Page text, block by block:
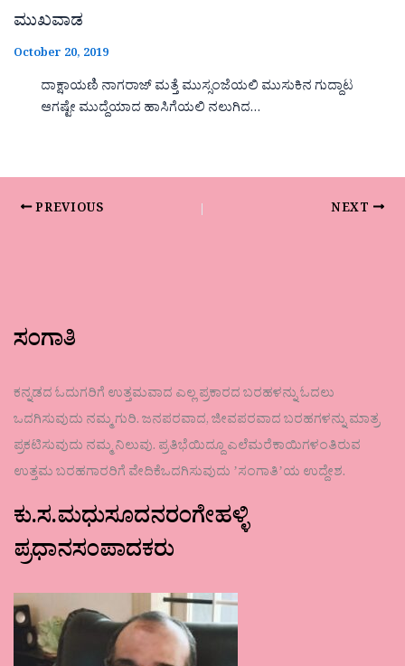
ಮುಖವಾಡ
October 20, 2019
ದಾಕ್ಷಾಯಣಿ ನಾಗರಾಜ್ ಮತ್ತೆ ಮುಸ್ಸಂಜೆಯಲಿ ಮುಸುಕಿನ ಗುದ್ದಾಟ
ಆಗಷ್ಟೇ ಮುದ್ದೆಯಾದ ಹಾಸಿಗೆಯಲಿ ನಲುಗಿದ…
PREVIOUS NEXT
ಸಂಗಾತಿ
ಕನ್ನಡದ ಓದುಗರಿಗೆ ಉತ್ತಮವಾದ ಎಲ್ಲ ಪ್ರಕಾರದ ಬರಹಳನ್ನು ಓದಲು
ಒದಗಿಸುವುದು ನಮ್ಮ ಗುರಿ. ಜನಪರವಾದ, ಜೀವಪರವಾದ ಬರಹಗಳನ್ನು ಮಾತ್ರ
ಪ್ರಕಟಿಸುವುದು ನಮ್ಮ ನಿಲುವು. ಪ್ರತಿಭೆಯಿದ್ದೂ ಎಲೆಮರೆಕಾಯಿಗಳಂತಿರುವ
ಉತ್ತಮ ಬರಹಗಾರರಿಗೆ ವೇದಿಕೆಒದಗಿಸುವುದು ʼಸಂಗಾತಿʼಯ ಉದ್ದೇಶ.
ಕು.ಸ.ಮಧುಸೂದನರಂಗೇಹಳ್ಳಿ
ಪ್ರಧಾನಸಂಪಾದಕರು